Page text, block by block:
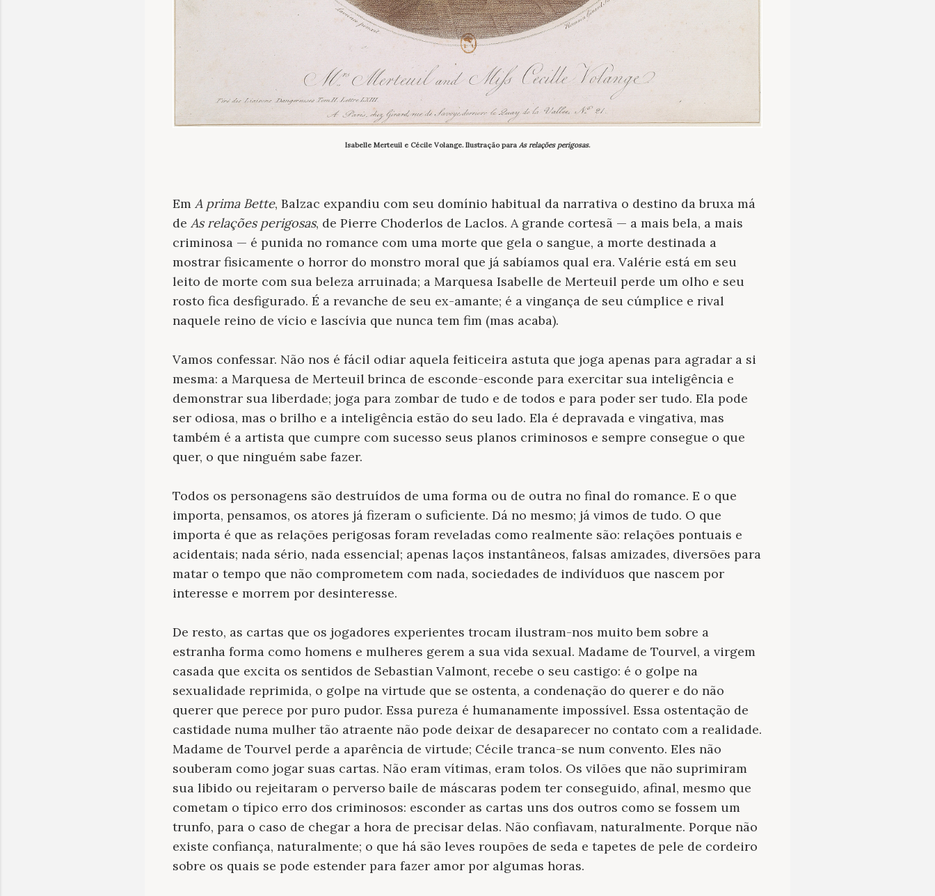
Isabelle Merteuil e Cécile Volange. Ilustração para As relações perigosas.
Em A prima Bette, Balzac expandiu com seu domínio habitual da narrativa o destino da bruxa má
de As relações perigosas, de Pierre Choderlos de Laclos. A grande cortesã — a mais bela, a mais
criminosa — é punida no romance com uma morte que gela o sangue, a morte destinada a
mostrar fisicamente o horror do monstro moral que já sabíamos qual era. Valérie está em seu
leito de morte com sua beleza arruinada; a Marquesa Isabelle de Merteuil perde um olho e seu
rosto fica desfigurado. É a revanche de seu ex-amante; é a vingança de seu cúmplice e rival
naquele reino de vício e lascívia que nunca tem fim (mas acaba).
Vamos confessar. Não nos é fácil odiar aquela feiticeira astuta que joga apenas para agradar a si
mesma: a Marquesa de Merteuil brinca de esconde-esconde para exercitar sua inteligência e
demonstrar sua liberdade; joga para zombar de tudo e de todos e para poder ser tudo. Ela pode
ser odiosa, mas o brilho e a inteligência estão do seu lado. Ela é depravada e vingativa, mas
também é a artista que cumpre com sucesso seus planos criminosos e sempre consegue o que
quer, o que ninguém sabe fazer.
Todos os personagens são destruídos de uma forma ou de outra no final do romance. E o que
importa, pensamos, os atores já fizeram o suficiente. Dá no mesmo; já vimos de tudo. O que
importa é que as relações perigosas foram reveladas como realmente são: relações pontuais e
acidentais; nada sério, nada essencial; apenas laços instantâneos, falsas amizades, diversões para
matar o tempo que não comprometem com nada, sociedades de indivíduos que nascem por
interesse e morrem por desinteresse.
De resto, as cartas que os jogadores experientes trocam ilustram-nos muito bem sobre a
estranha forma como homens e mulheres gerem a sua vida sexual. Madame de Tourvel, a virgem
casada que excita os sentidos de Sebastian Valmont, recebe o seu castigo: é o golpe na
sexualidade reprimida, o golpe na virtude que se ostenta, a condenação do querer e do não
querer que perece por puro pudor. Essa pureza é humanamente impossível. Essa ostentação de
castidade numa mulher tão atraente não pode deixar de desaparecer no contato com a realidade.
Madame de Tourvel perde a aparência de virtude; Cécile tranca-se num convento. Eles não
souberam como jogar suas cartas. Não eram vítimas, eram tolos. Os vilões que não suprimiram
sua libido ou rejeitaram o perverso baile de máscaras podem ter conseguido, afinal, mesmo que
cometam o típico erro dos criminosos: esconder as cartas uns dos outros como se fossem um
trunfo, para o caso de chegar a hora de precisar delas. Não confiavam, naturalmente. Porque não
existe confiança, naturalmente; o que há são leves roupões de seda e tapetes de pele de cordeiro
sobre os quais se pode estender para fazer amor por algumas horas.